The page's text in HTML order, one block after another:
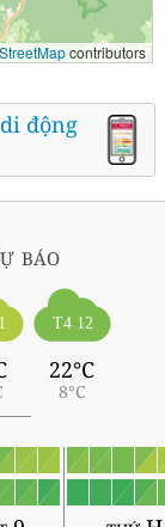
contributors
động
báo
T4 12
22°C
8°C